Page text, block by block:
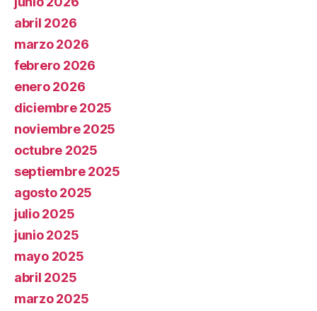
abril 2026
marzo 2026
febrero 2026
enero 2026
diciembre 2025
noviembre 2025
octubre 2025
septiembre 2025
agosto 2025
julio 2025
junio 2025
mayo 2025
abril 2025
marzo 2025